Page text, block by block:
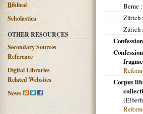
Biblical
Scholastica
OTHER RESOURCES
Secondary Sources
Reference
Digital Libraries
Related Websites
News
Berne
Zürich
Zürich
Corpus
(